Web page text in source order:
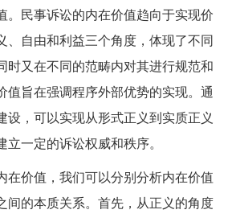
。民事诉讼的内在价值趋向于实现价
、自由和利益三个角度，体现了不同
时又在不同的范畴内对其进行规范和
值旨在强调程序外部优势的实现。通
设，可以实现从形式正义到实质正义
一定的诉讼权威和秩序。
在价值，我们可以分别分析内在价值
间的本质关系。首先，从正义的角度